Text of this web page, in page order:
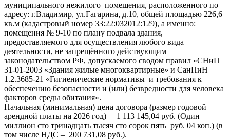
муниципального нежилого помещения, расположенного по
адресу: г.Владимир, ул.Гагарина, д.10, общей площадью 226,6
кв.м (кадастровый номер 33:22:032012:129), а именно:
помещения № 9-10 по плану подвала здания,
предоставляемого для осуществления любого вида
деятельности, не запрещённого действующим
законодательством РФ, допускаемого сводом правил «СНиП
31-01-2003 «Здания жилые многоквартирные» и СанПиН
1.2.3685-21 «Гигиенические нормативы и требования к
обеспечению безопасности и (или) безвредности для человека
факторов среды обитания».
Начальная (минимальная) цена договора (размер годовой
арендной платы на 2026 год) – 1 113 145,04 руб. (Один
миллион сто тринадцать тысяч сто сорок пять руб. 04 коп.) (в
том числе НДС – 200 731,08 руб.).